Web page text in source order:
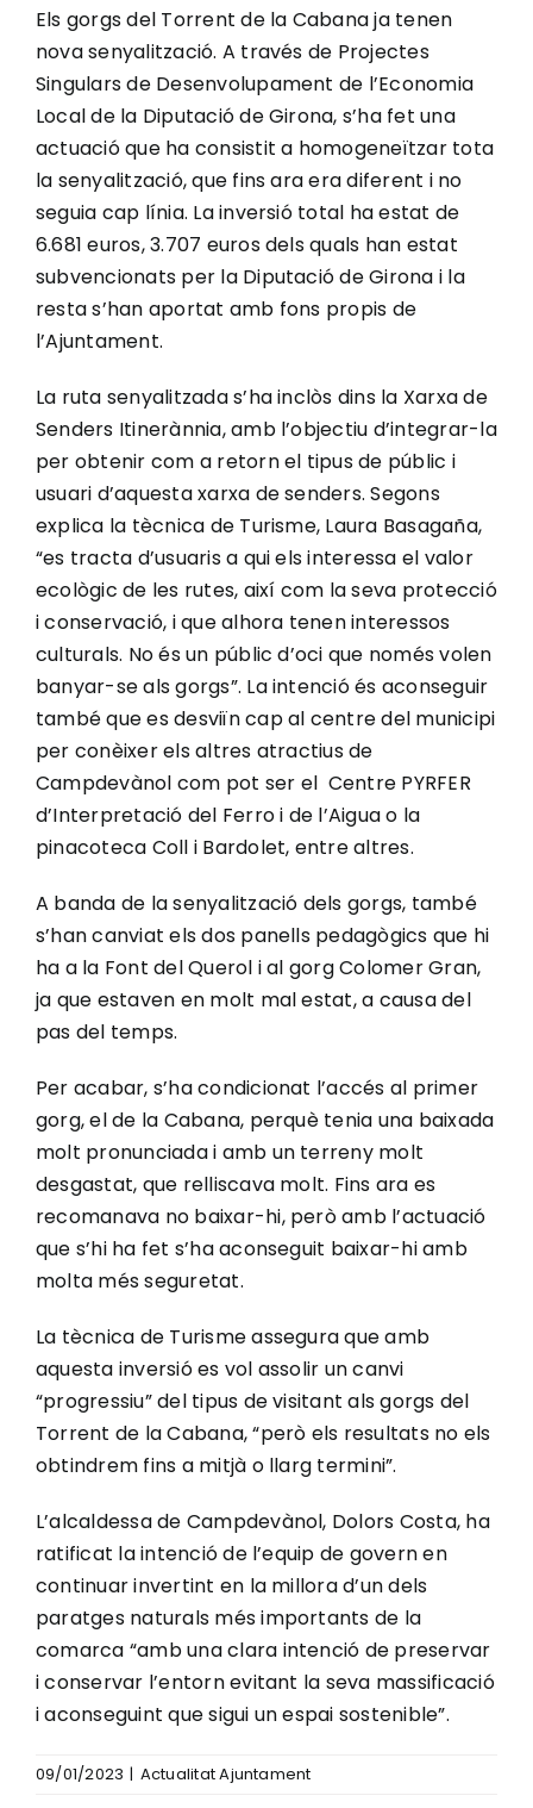
Els gorgs del Torrent de la Cabana ja tenen
nova senyalització. A través de Projectes
Singulars de Desenvolupament de l’Economia
Local de la Diputació de Girona, s’ha fet una
actuació que ha consistit a homogeneïtzar tota
la senyalització, que fins ara era diferent i no
seguia cap línia. La inversió total ha estat de
6.681 euros, 3.707 euros dels quals han estat
subvencionats per la Diputació de Girona i la
resta s’han aportat amb fons propis de
l’Ajuntament.
La ruta senyalitzada s’ha inclòs dins la Xarxa de
Senders Itinerànnia, amb l’objectiu d’integrar-la
per obtenir com a retorn el tipus de públic i
usuari d’aquesta xarxa de senders. Segons
explica la tècnica de Turisme, Laura Basagaña,
“es tracta d’usuaris a qui els interessa el valor
ecològic de les rutes, així com la seva protecció
i conservació, i que alhora tenen interessos
culturals. No és un públic d’oci que només volen
banyar-se als gorgs”. La intenció és aconseguir
també que es desviïn cap al centre del municipi
per conèixer els altres atractius de
Campdevànol com pot ser el Centre PYRFER
d’Interpretació del Ferro i de l’Aigua o la
pinacoteca Coll i Bardolet, entre altres.
A banda de la senyalització dels gorgs, també
s’han canviat els dos panells pedagògics que hi
ha a la Font del Querol i al gorg Colomer Gran,
ja que estaven en molt mal estat, a causa del
pas del temps.
Per acabar, s’ha condicionat l’accés al primer
gorg, el de la Cabana, perquè tenia una baixada
molt pronunciada i amb un terreny molt
desgastat, que relliscava molt. Fins ara es
recomanava no baixar-hi, però amb l’actuació
que s’hi ha fet s’ha aconseguit baixar-hi amb
molta més seguretat.
La tècnica de Turisme assegura que amb
aquesta inversió es vol assolir un canvi
“progressiu” del tipus de visitant als gorgs del
Torrent de la Cabana, “però els resultats no els
obtindrem fins a mitjà o llarg termini”.
L’alcaldessa de Campdevànol, Dolors Costa, ha
ratificat la intenció de l’equip de govern en
continuar invertint en la millora d’un dels
paratges naturals més importants de la
comarca “amb una clara intenció de preservar
i conservar l’entorn evitant la seva massificació
i aconseguint que sigui un espai sostenible”.
09/01/2023 | Actualitat Ajuntament